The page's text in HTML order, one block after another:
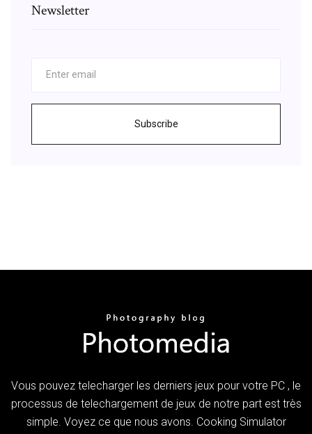
Newsletter
Subscribe
Vous pouvez telecharger les derniers jeux pour votre PC , le
processus de telechargement de jeux de notre part est très
simple. Voyez ce que nous avons. Cooking Simulator